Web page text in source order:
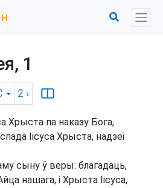
1
2 ›
Хрыста па наказу Бога,
Іісуса Хрыста, надзеі
сыну ў веры: благадаць,
нашага, і Хрыста Іісуса,